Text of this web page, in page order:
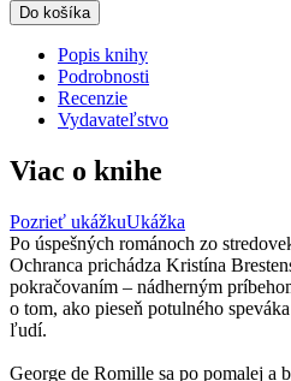
Do košíka
Popis knihy
Podrobnosti
Recenzie
Vydavateľstvo
Viac o knihe
Pozrieť ukážkuUkážka
Po úspešných románoch zo
Ochranca prichádza Kristína
pokračovaním – nádherným
o tom, ako pieseň potulného
ľudí.
George de Romille sa po pomalej a